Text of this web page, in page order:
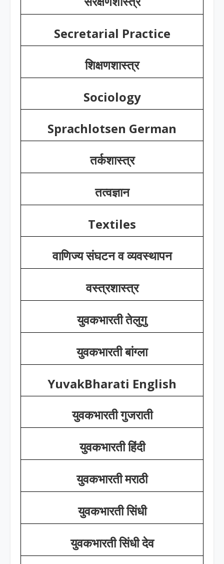
Secretarial Practice
शिक्षणशास्त्र
Sociology
Sprachlotsen German
तर्कशास्त्र
तत्वज्ञान
Textiles
वाणिज्य संघटन व व्यवस्थापन
वस्त्रशास्त्र
युवकभारती तेलुगु
युवकभारती बांग्ला
YuvakBharati English
युवकभारती गुजराती
युवकभारती हिंदी
युवकभारती मराठी
युवकभारती सिंधी
युवकभारती सिंधी देव